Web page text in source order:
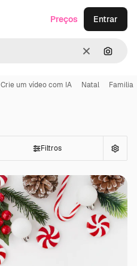
Limpar
Preços Entrar
Crie um vídeo com IA Natal Familia
Filtros